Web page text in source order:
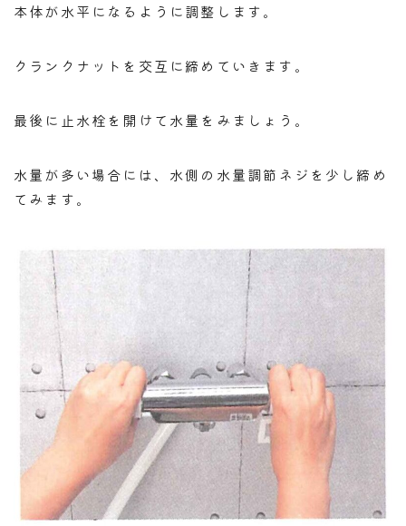
本体が水平になるように調整します。
クランクナットを交互に締めていきます。
最後に止水栓を開けて水量をみましょう。
水量が多い場合には、水側の水量調節ネジを少し締め
てみます。